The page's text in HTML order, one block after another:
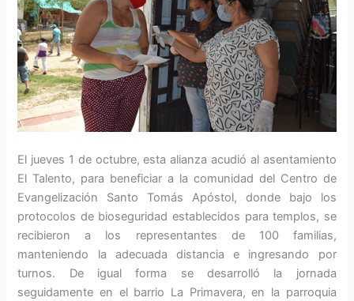
El jueves 1 de octubre, esta alianza acudió al asentamiento
El Talento, para beneficiar a la comunidad del Centro de
Evangelización Santo Tomás Apóstol, donde bajo los
protocolos de bioseguridad establecidos para templos, se
recibieron a los representantes de 100 familias,
manteniendo la adecuada distancia e ingresando por
turnos. De igual forma se desarrolló la jornada
seguidamente en el barrio La Primavera, en la parroquia